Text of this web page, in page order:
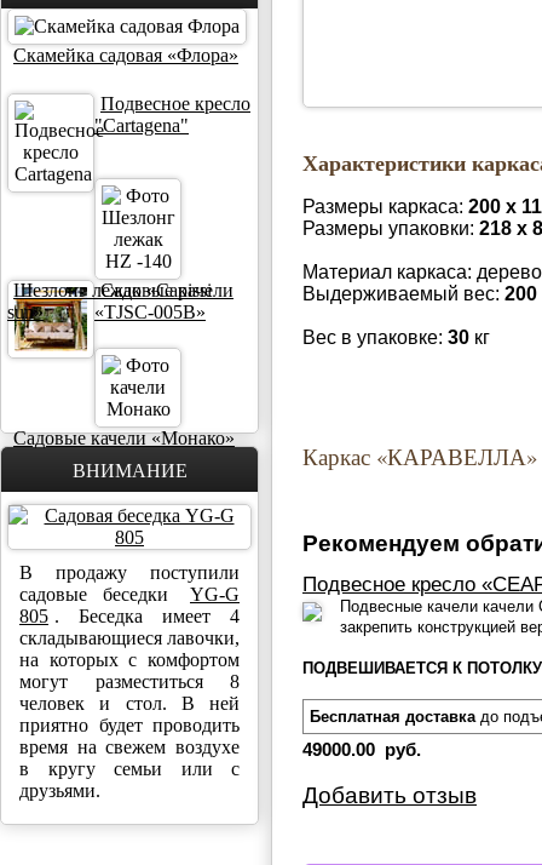
Скамейка садовая «Флора»
Подвесное кресло
"Cartagena"
Шезлонг лежак «Capissi
sun»
Садовые качели
«TJSC-005B»
Садовые качели «Монако»
ВНИМАНИЕ
В продажу поступили
садовые беседки
YG-G
805 . Беседка имеет 4
складывающиеся лавочки,
на которых с комфортом
могут разместиться 8
человек и стол. В ней
приятно будет проводить
время на свежем воздухе
в кругу семьи или с
друзьями.
Характеристики
Размеры каркаса: 200 х
Размеры упаковки: 218 х
Материал каркаса: дерево
Выдерживаемый вес: 200
Вес в упаковке: 30 кг
Каркас «КАРАВЕЛЛА»
Рекомендуем
Подвесное кресло
Подвесные качели
закрепить конструкцией
ПОДВЕШИВАЕТСЯ К
Бесплатная доставкадо
49000.00 руб.
Добавить отзыв